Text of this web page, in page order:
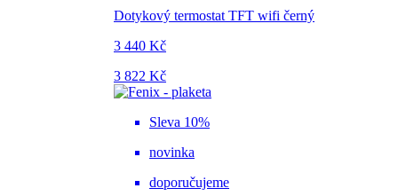
Dotykový termostat TFT wifi černý
3 440 Kč
3 822 Kč
Sleva 10%
novinka
doporučujeme